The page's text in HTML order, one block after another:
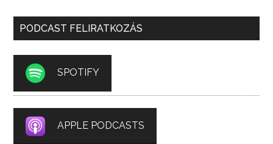
PODCAST FELIRATKOZÁS
SPOTIFY
APPLE PODCASTS